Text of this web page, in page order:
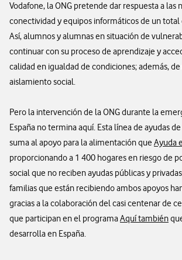
Vodafone, la ONG pretende dar respuesta a las
conectividad y equipos informáticos de un total
Así, alumnos y alumnas en situación de
continuar con su proceso de aprendizaje y
calidad en igualdad de condiciones; además,
aislamiento social.
Pero la intervención de la ONG durante la
España no termina aquí. Esta línea de ayudas
suma al apoyo para la alimentación que Ayuda
proporcionando a 1 400 hogares en riesgo de
social que no reciben ayudas públicas y
familias que están recibiendo ambos apoyos
gracias a la colaboración del casi centenar de
que participan en el programaAquí también
desarrolla en España.